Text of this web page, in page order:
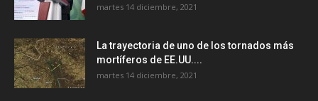
martes 14 diciembre, 2021
La trayectoria de uno de los tornados más
mortíferos de EE.UU....
martes 14 diciembre, 2021